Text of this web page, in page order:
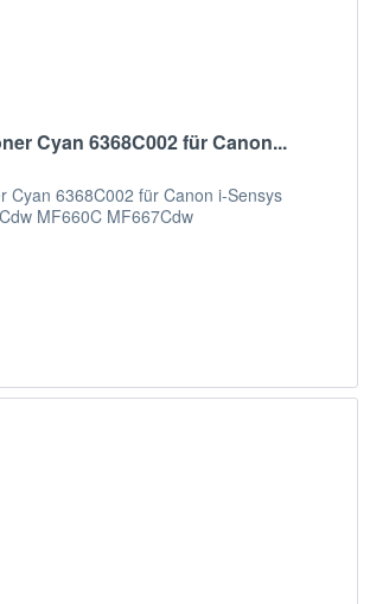
Cyan 6368C002 für Canon...
Cyan 6368C002 für Canon i-Sensys
MF660C MF667Cdw